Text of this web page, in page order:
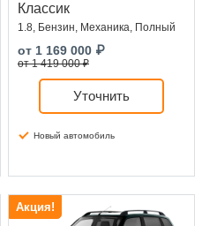
Классик
1.8, Бензин, Механика, Полный
от 1 169 000 ₽
от 1 419 000 ₽
Уточнить
Новый автомобиль
Акция!